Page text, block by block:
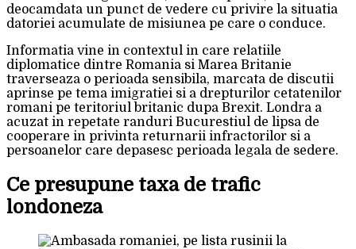
deocamdata un punct de vedere cu privire la situatia
datoriei acumulate de misiunea pe care o conduce.
Informatia vine in contextul in care relatiile
diplomatice dintre Romania si Marea Britanie
traverseaza o perioada sensibila, marcata de discutii
aprinse pe tema imigratiei si a drepturilor cetatenilor
romani pe teritoriul britanic dupa Brexit. Londra a
acuzat in repetate randuri Bucurestiul de lipsa de
cooperare in privinta returnarii infractorilor si a
persoanelor care depasesc perioada legala de sedere.
Ce presupune taxa de trafic
londoneza